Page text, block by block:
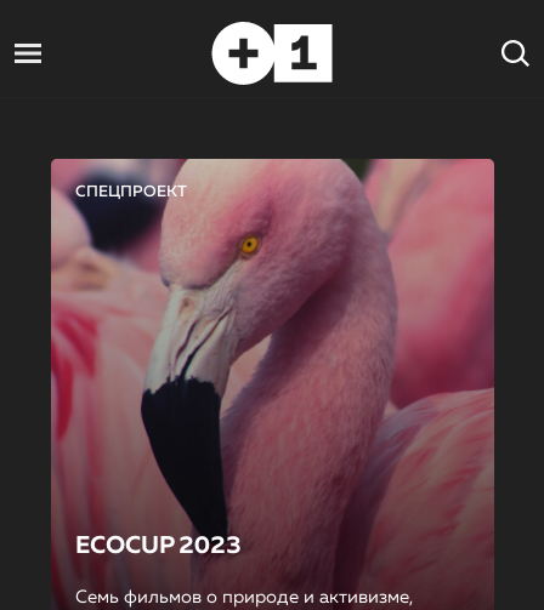
СПЕЦПРОЕКТ
ECOCUP 2023
Семь фильмов о природе и активизме,